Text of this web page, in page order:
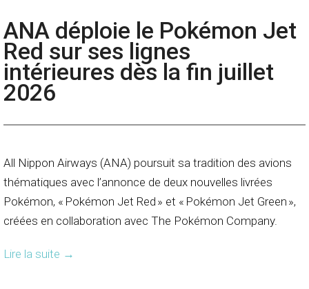
ANA déploie le Pokémon Jet
Red sur ses lignes
intérieures dès la fin juillet
2026
All Nippon Airways (ANA) poursuit sa tradition des avions
thématiques avec l’annonce de deux nouvelles livrées
Pokémon, « Pokémon Jet Red » et « Pokémon Jet Green »,
créées en collaboration avec The Pokémon Company.
Lire la suite →